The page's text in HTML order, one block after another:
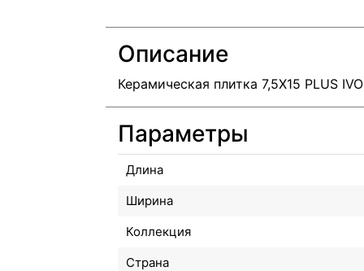
Описание
Керамическая плитка 7,5X15 PLUS
Параметры
Длина
Ширина
Коллекция
Страна